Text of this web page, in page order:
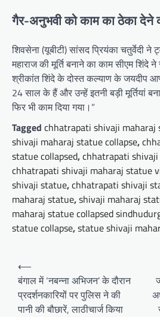
गैर-अनुभवी को काम का ठेका देने
शिवसेना (यूबीटी) सांसद प्रियंका चतुर्वेदी ने
महाराज की मूर्ति बनाने का काम सीएम
श्रीकांत शिंदे के दोस्त कल्याण के जयदीप
24 साल के हैं और उन्हें इतनी बड़ी मूर्तियां
फिर भी काम दिया गया।”
Tagged chhatrapati shivaji maharaj
shivaji maharaj statue collapse,
statue collapsed,chhatrapati
chhatrapati shivaji maharaj statue
shivaji statue,chhatrapati shivaji
maharaj statue,shivaji maharaj
maharaj statue collapsed
statue collapse,statue shivaji
Post
navigation
⟵
बंगाल में ‘नबन्ना अभिजन’ के दौरान
प्रदर्शनकारियों पर पुलिस ने की
पानी की बौछारें, लाठीचार्ज किया